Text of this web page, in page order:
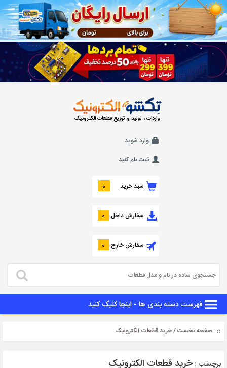
واردات ، تولید و توزیع قطعات الکترونیک
وارد شوید
ثبت نام کنید
سبد خرید 0
سفارش داخل 0
سفارش خارج 0
فهرست دسته بندی ها - اینجا کلیک کنید
صفحه نخست/ خرید قطعات الکترونیک
برچسب : خرید قطعات الکترونیک